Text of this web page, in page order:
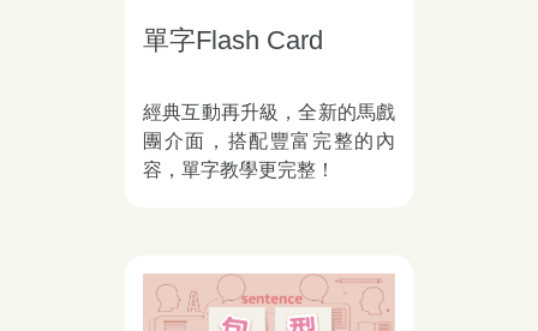
單字Flash Card
經典互動再升級，全新的馬戲
團介面，搭配豐富完整的內
容，單字教學更完整！